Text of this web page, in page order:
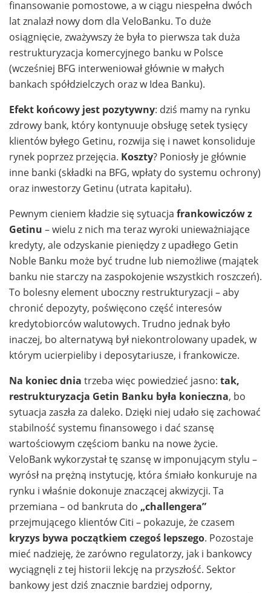
finansowanie pomostowe, a w ciągu niespełna dwóch
lat znalazł nowy dom dla VeloBanku. To duże
osiągnięcie, zważywszy że była to pierwsza tak duża
restrukturyzacja komercyjnego banku w Polsce
(wcześniej BFG interweniował głównie w małych
bankach spółdzielczych oraz w Idea Banku).
Efekt końcowy jest pozytywny: dziś mamy na rynku
zdrowy bank, który kontynuuje obsługę setek tysięcy
klientów byłego Getinu, rozwija się i nawet konsoliduje
rynek poprzez przejęcia. Koszty? Poniosły je głównie
inne banki (składki na BFG, wpłaty do systemu ochrony)
oraz inwestorzy Getinu (utrata kapitału).
Pewnym cieniem kładzie się sytuacja frankowiczów z
Getinu – wielu z nich ma teraz wyroki unieważniające
kredyty, ale odzyskanie pieniędzy z upadłego Getin
Noble Banku może być trudne lub niemożliwe (majątek
banku nie starczy na zaspokojenie wszystkich roszczeń).
To bolesny element uboczny restrukturyzacji – aby
chronić depozyty, poświęcono część interesów
kredytobiorców walutowych. Trudno jednak było
inaczej, bo alternatywą był niekontrolowany upadek, w
którym ucierpieliby i deposytariusze, i frankowicze.
Na koniec dnia trzeba więc powiedzieć jasno: tak,
restrukturyzacja Getin Banku była konieczna, bo
sytuacja zaszła za daleko. Dzięki niej udało się zachować
stabilność systemu finansowego i dać szansę
wartościowym częściom banku na nowe życie.
VeloBank wykorzystał tę szansę w imponującym stylu –
wyrósł na prężną instytucję, która śmiało konkuruje na
rynku i właśnie dokonuje znaczącej akwizycji. Ta
przemiana – od bankruta do „challengera”
przejmującego klientów Citi – pokazuje, że czasem
kryzys bywa początkiem czegoś lepszego. Pozostaje
mieć nadzieję, że zarówno regulatorzy, jak i bankowcy
wyciągnęli z tej historii lekcję na przyszłość. Sektor
bankowy jest dziś znacznie bardziej odporny,